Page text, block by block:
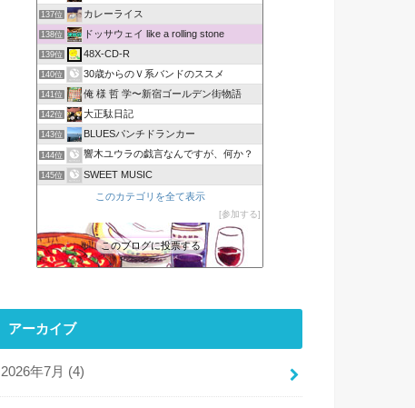
137位 カレーライス
138位 ドッサウェイ like a rolling stone
139位 48X-CD-R
140位 30歳からのＶ系バンドのススメ
141位 俺 様 哲 学〜新宿ゴールデン街物語
142位 大正駄日記
143位 BLUESパンチドランカー
144位 響木ユウラの戯言なんですが、何か？
145位 SWEET MUSIC
このカテゴリを全て表示
参加する
このブログに投票する
アーカイブ
2026年7月 (4)